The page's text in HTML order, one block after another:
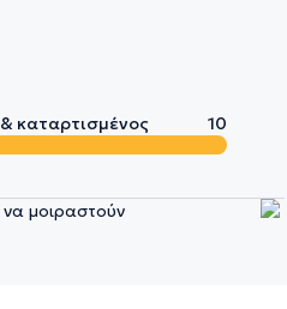
καταρτισμένος
10
μοιραστούν